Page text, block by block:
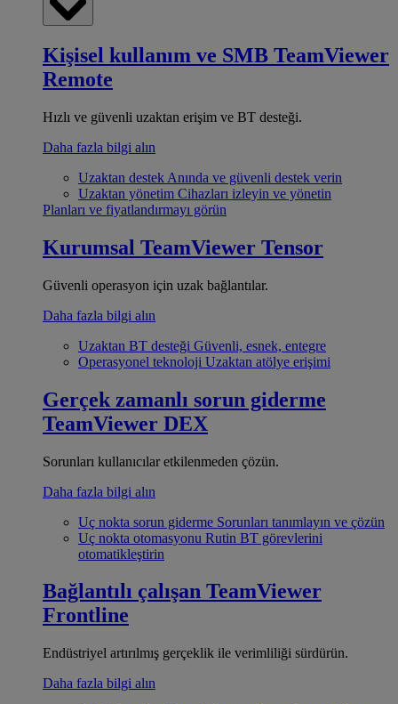
Kişisel kullanım ve SMB TeamViewer
Remote
Hızlı ve güvenli uzaktan erişim ve BT desteği.
Daha fazla bilgi alın
Uzaktan destek Anında ve güvenli destek verin
Uzaktan yönetim Cihazları izleyin ve yönetin
Planları ve fiyatlandırmayı görün
Kurumsal TeamViewer Tensor
Güvenli operasyon için uzak bağlantılar.
Daha fazla bilgi alın
Uzaktan BT desteği Güvenli, esnek, entegre
Operasyonel teknoloji Uzaktan atölye erişimi
Gerçek zamanlı sorun giderme
TeamViewer DEX
Sorunları kullanıcılar etkilenmeden çözün.
Daha fazla bilgi alın
Uç nokta sorun giderme Sorunları tanımlayın ve çözün
Uç nokta otomasyonu Rutin BT görevlerini
otomatikleştirin
Bağlantılı çalışan TeamViewer
Frontline
Endüstriyel artırılmış gerçeklik ile verimliliği sürdürün.
Daha fazla bilgi alın